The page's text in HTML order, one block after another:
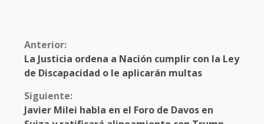
Anterior:
La Justicia ordena a Nación cumplir con la Ley
de Discapacidad o le aplicarán multas
Siguiente:
Javier Milei habla en el Foro de Davos en